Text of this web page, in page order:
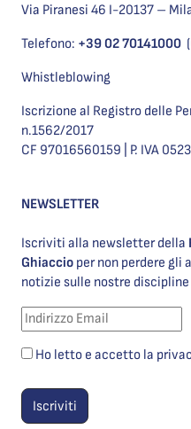
Via Piranesi 46 I-20137 –
Telefono: +39 02 70141000
Whistleblowing
Iscrizione al Registro delle
n.1562/2017
CF 97016560159 | P. IVA
NEWSLETTER
Iscriviti alla newsletter della
Ghiaccio per non perdere gli
notizie sulle nostre discipline
Ho letto e accetto la